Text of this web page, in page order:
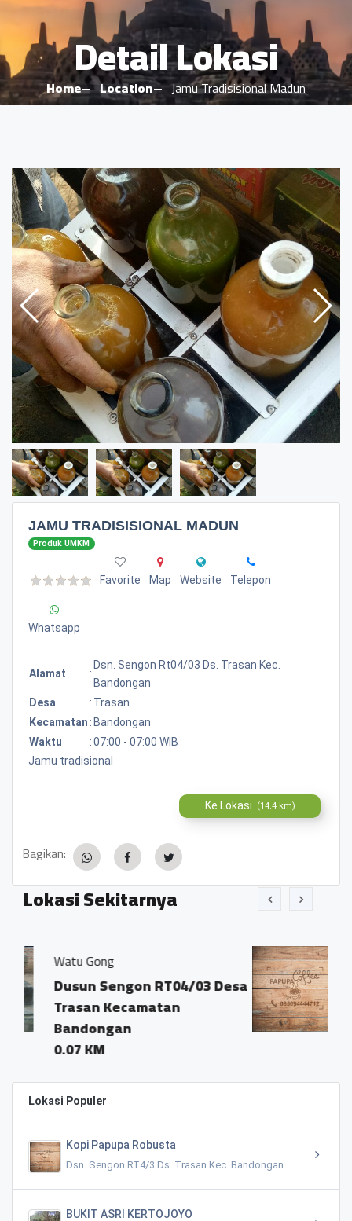
Detail Lokasi
Home Location Jamu Tradisisional Madun
JAMU TRADISISIONAL MADUN
Produk UMKM
Favorite Map Website Telepon
Whatsapp
Alamat :
Dsn. Sengon Rt04/03 Ds. Trasan Kec.
Bandongan
Desa
: Trasan
Kecamatan : Bandongan
Waktu
:07:00 - 07:00 WIB
Jamu tradisional
Ke Lokasi (14.4 km)
Bagikan:
Lokasi Sekitarnya
RT04/03 Desa
Kopi Papupa
Dsn. Sengon
Trasan Kec.
0.03 KM
Lokasi Populer
Kopi Papupa Robusta
Dsn. Sengon RT4/3 Ds. Trasan Kec. Bandongan
BUKIT ASRI KERTOJOYO